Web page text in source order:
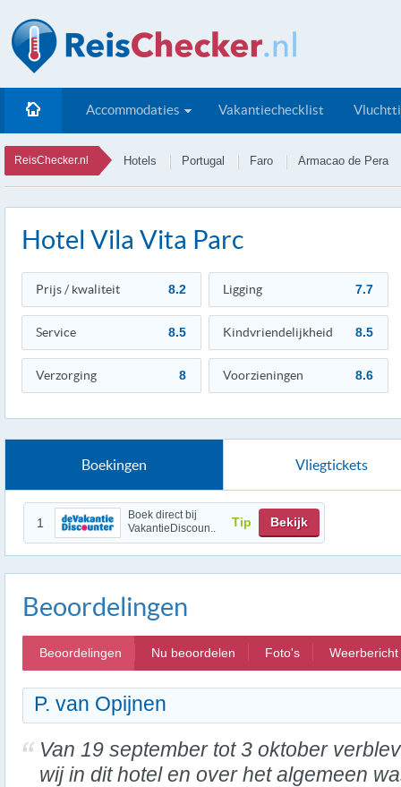
Accommodaties Vakantiechecklist
ReisChecker.nl Hotels Portugal Faro Armacao de Pera
Hotel Vila Vita Parc
Prijs / kwaliteit 8.2 Ligging 7.7
Service 8.5 Kindvriendelijkheid 8.5
Verzorging 8 Voorzieningen 8.6
Boekingen Vliegtickets
1
Boek direct bij
VakantieDiscoun..
Tip Bekijk
Beoordelingen
Beoordelingen Nu beoordelen Foto's Weerbericht
P. van Opijnen
Van 19 september tot 3 oktober
wij in dit hotel en over het algemeen